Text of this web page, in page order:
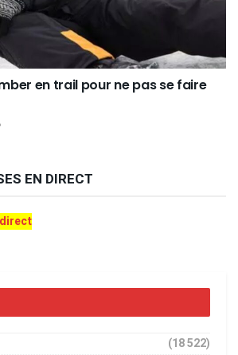
en trail pour ne pas se faire
EN DIRECT
(18 522)